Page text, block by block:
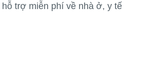
trợ miễn phí về nhà ở, y tế